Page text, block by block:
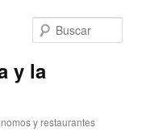
y la
y restaurantes